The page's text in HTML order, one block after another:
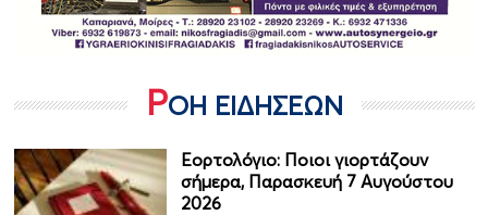
ΡΟΗ ΕΙΔΗΣΕΩΝ
Εορτολόγιο: Ποιοι γιορτάζουν
σήμερα, Παρασκευή 7 Αυγούστου
2026